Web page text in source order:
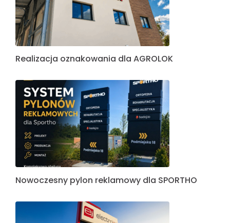
Realizacja oznakowania dla AGROLOK
Nowoczesny pylon reklamowy dla SPORTHO